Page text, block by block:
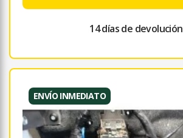
14 días de devolución
ENVÍO INMEDIATO